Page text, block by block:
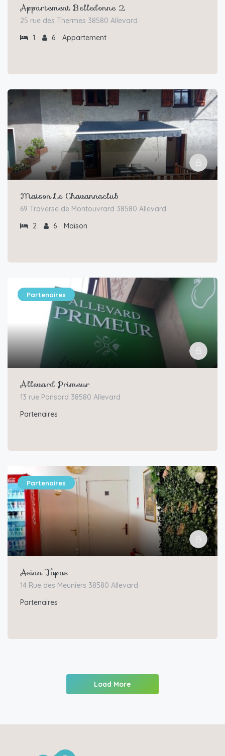
Appartement Belledonne 2
25 rue des Thermes 38580 Allevard
1
6 Appartement
Maison Le Chavannaclub
69 Traverse de Montouvrard 38580 Allevard
2
6 Maison
Partenaires
Allevard Primeur
13 rue Ponsard 38580 Allevard
Partenaires
Partenaires
Asian Tapas
14 Rue des Meuniers 38580 Allevard
Partenaires
Load More